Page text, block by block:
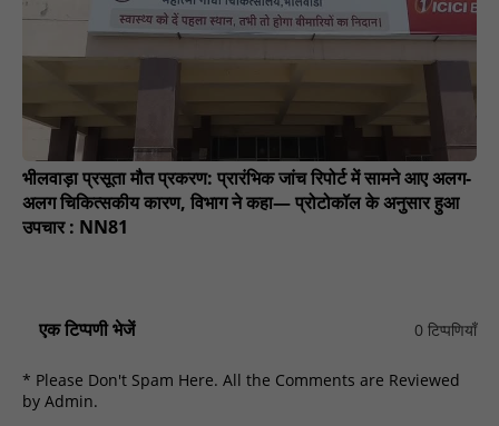
भीलवाड़ा प्रसूता मौत प्रकरण: प्रारंभिक जांच रिपोर्ट में सामने आए अलग-
अलग चिकित्सकीय कारण, विभाग ने कहा— प्रोटोकॉल के अनुसार हुआ
उपचार : NN81
एक टिप्पणी भेजें 0 टिप्पणियाँ
* Please Don't Spam Here. All the Comments are Reviewed
by Admin.